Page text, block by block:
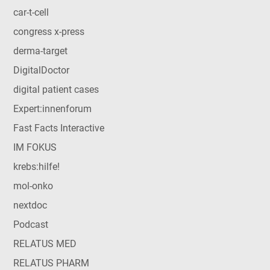
car-t-cell
congress x-press
derma-target
DigitalDoctor
digital patient cases
Expert:innenforum
Fast Facts Interactive
IM FOKUS
krebs:hilfe!
mol-onko
nextdoc
Podcast
RELATUS MED
RELATUS PHARM